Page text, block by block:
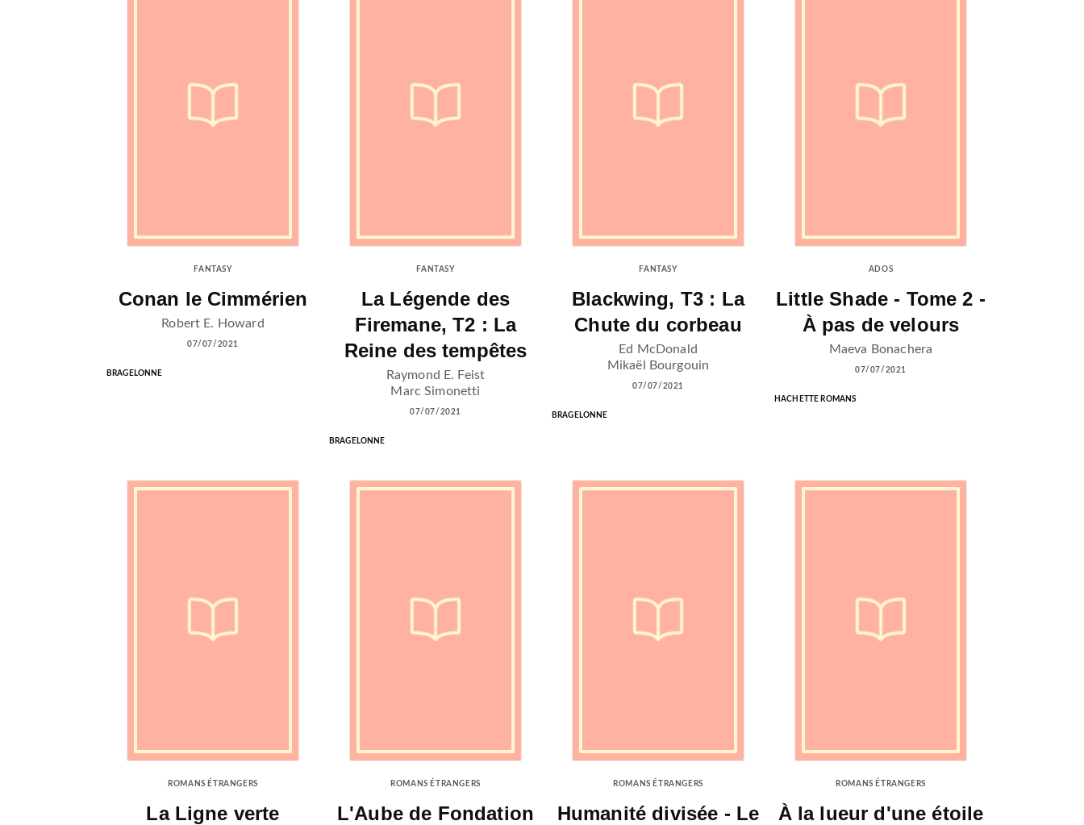
FANTASY
Conan le Cimmérien
Robert E. Howard
07/07/2021
BRAGELONNE
FANTASY
La Légende des
Firemane, T2 : La
Reine des tempêtes
Raymond E. Feist
Marc Simonetti
07/07/2021
BRAGELONNE
FANTASY
Blackwing, T3 : La
Chute du corbeau
Ed McDonald
Mikaël Bourgouin
07/07/2021
BRAGELONNE
ADOS
Little Shade - Tome 2 -
À pas de velours
Maeva Bonachera
07/07/2021
HACHETTE ROMANS
ROMANS ÉTRANGERS
La Ligne verte
ROMANS ÉTRANGERS
L'Aube de Fondation
ROMANS ÉTRANGERS
Humanité divisée - Le
ROMANS ÉTRANGERS
À la lueur d'une étoile